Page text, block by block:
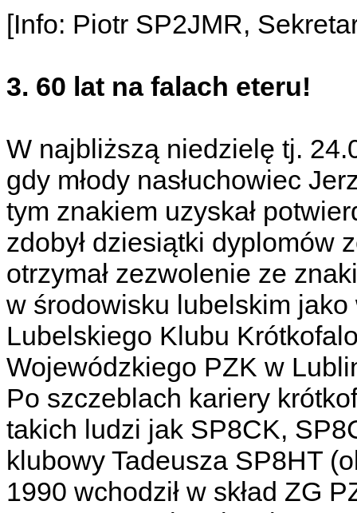
[Info: Piotr SP2JMR,
3. 60 lat na falach eteru!
W najbliższą niedzielę tj.
gdy młody nasłuchowiec
tym znakiem uzyskał
zdobył dziesiątki dyplomów
otrzymał zezwolenie ze
w środowisku lubelskim jako
Lubelskiego Klubu
Wojewódzkiego PZK w
Po szczeblach kariery
takich ludzi jak SP8CK,
klubowy Tadeusza SP8HT
1990 wchodził w skład ZG